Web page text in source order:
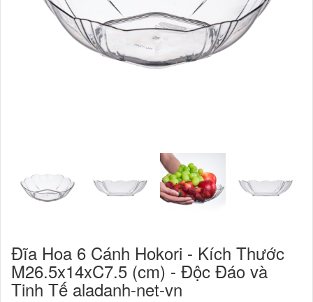
Đĩa Hoa 6 Cánh Hokori - Kích Thước
M26.5x14xC7.5 (cm) - Độc Đáo và
Tinh Tế aladanh-net-vn